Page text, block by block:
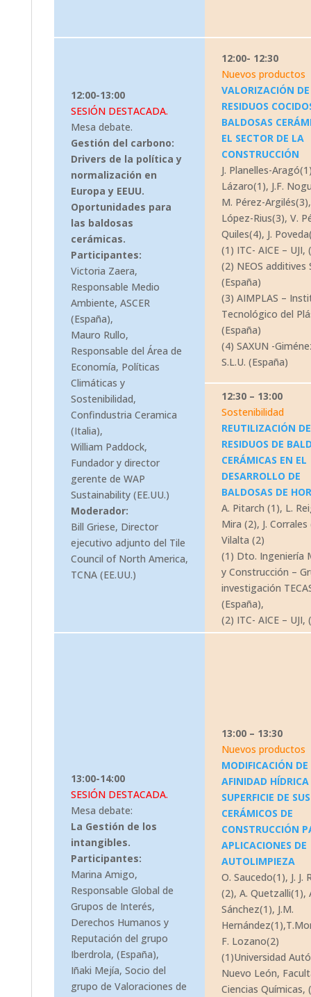
12:00-13:00
SESIÓN DESTACADA.
Mesa debate.
Gestión del carbono:
Drivers de la política y
normalización en
Europa y EEUU.
Oportunidades para
las baldosas
cerámicas.
Participantes:
Victoria Zaera,
Responsable Medio
Ambiente, ASCER
(España),
Mauro Rullo,
Responsable del Área de
Economía, Políticas
Climáticas y
Sostenibilidad,
Confindustria Ceramica
(Italia),
William Paddock,
Fundador y director
gerente de WAP
Sustainability (EE.UU.)
Moderador:
Bill Griese, Director
ejecutivo adjunto del Tile
Council of North America,
TCNA (EE.UU.)
12:00- 12:30
Nuevos productos
VALORIZACIÓN DE
RESIDUOS
BALDOSAS
EL SECTOR DE LA
CONSTRUCCIÓN
J. Planelles-
Lázaro(1), J.F.
M. Pérez-
López-Rius(3), V.
Quiles(4), J.
(1) ITC- AICE – UJI,
(2) NEOS additives
(España)
(3) AIMPLAS –
Tecnológico del
(España)
(4) SAXUN -
S.L.U. (España)
12:30 – 13:00
Sostenibilidad
REUTILIZACIÓN DE
RESIDUOS DE
CERÁMICAS EN EL
DESARROLLO DE
BALDOSAS DE
A. Pitarch (1), L.
Mira (2), J. Corrales
Vilalta (2)
(1) Dto. Ingeniería
y Construcción –
investigación
(España),
(2) ITC- AICE – UJI,
13:00-14:00
SESIÓN DESTACADA.
Mesa debate:
La Gestión de los
intangibles.
Participantes:
Marina Amigo,
Responsable Global de
Grupos de Interés,
Derechos Humanos y
Reputación del grupo
Iberdrola, (España),
Iñaki Mejía, Socio del
grupo de Valoraciones de
13:00 – 13:30
Nuevos productos
MODIFICACIÓN
AFINIDAD
SUPERFICIE DE
CERÁMICOS DE
CONSTRUCCIÓN
APLICACIONES DE
AUTOLIMPIEZA
O. Saucedo(1), J. J.
(2), A. Quetzalli(1),
Sánchez(1), J.M.
F. Lozano(2)
(1)Universidad
Nuevo León,
Ciencias Químicas,